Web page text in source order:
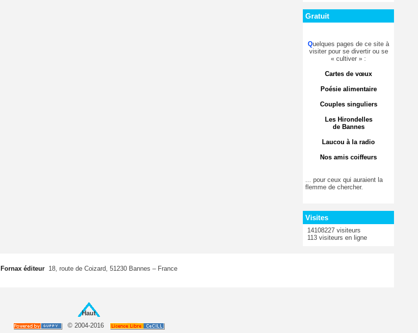
Gratuit
Quelques pages de ce site à
visiter pour se divertir ou se
« cultiver » :
Cartes de vœux
Poésie alimentaire
Couples singuliers
Les Hirondelles
de Bannes
Laucou à la radio
Nos amis coiffeurs
... pour ceux qui auraient la
flemme de chercher.
Visites
14108227 visiteurs
113 visiteurs en ligne
Fornax éditeur 18, route de Coizard, 51230 Bannes – France
Haut
© 2004-2016